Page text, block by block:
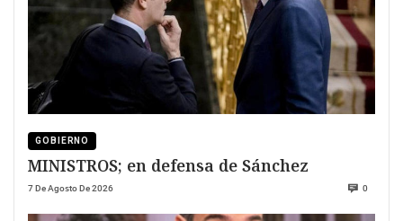
GOBIERNO
MINISTROS; en defensa de Sánchez
7 De Agosto De 2026 0